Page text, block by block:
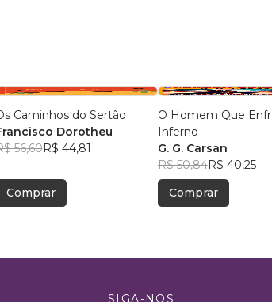
Caminhos do Sertão
Dorotheu
56,60R$ 44,81
Comprar
O Homem Que
Inferno
G. G. Carsan
R$ 50,84R$ 40,25
Comprar
SIGA-NOS